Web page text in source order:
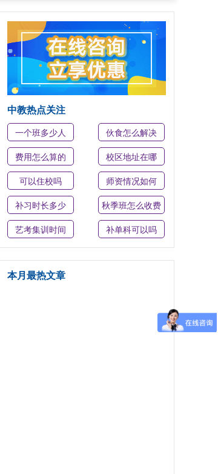
中教热点关注
一个班多少人 伙食怎么解决
费用怎么算的 校区地址在哪
可以住校吗 师资情况如何
补习时长多少 秋季班怎么收费
艺考集训时间 补单科可以吗
本月最热文章